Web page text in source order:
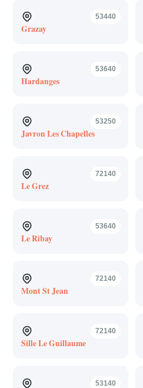
53440
Grazay
53640
Hardanges
53250
Javron Les Chapelles
72140
Le Grez
53640
Le Ribay
72140
Mont St Jean
72140
Sille Le Guillaume
53140